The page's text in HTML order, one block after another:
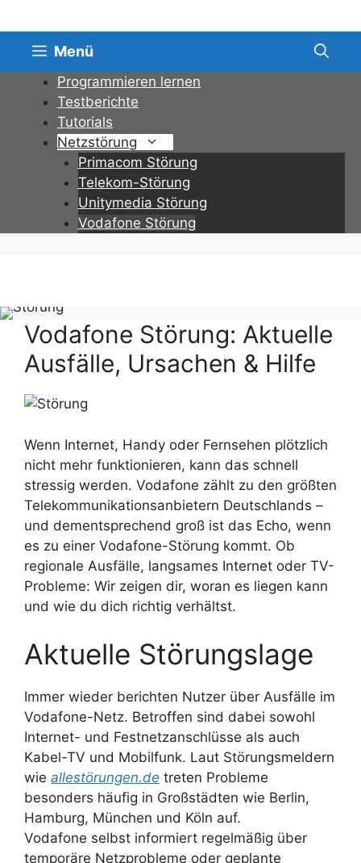
Inhalt
springen Menü
Programmieren lernen
Testberichte
Tutorials
Netzstörung
Primacom Störung
Telekom-Störung
Unitymedia Störung
Vodafone Störung
Vodafone Störung: Aktuelle
Ausfälle, Ursachen & Hilfe
Wenn Internet, Handy oder Fernsehen plötzlich
nicht mehr funktionieren, kann das schnell
stressig werden. Vodafone zählt zu den größten
Telekommunikationsanbietern Deutschlands –
und dementsprechend groß ist das Echo, wenn
es zu einer Vodafone-Störung kommt. Ob
regionale Ausfälle, langsames Internet oder TV-
Probleme: Wir zeigen dir, woran es liegen kann
und wie du dich richtig verhältst.
Aktuelle Störungslage
Immer wieder berichten Nutzer über Ausfälle im
Vodafone-Netz. Betroffen sind dabei sowohl
Internet- und Festnetzanschlüsse als auch
Kabel-TV und Mobilfunk. Laut Störungsmeldern
wie allestörungen.de treten Probleme
besonders häufig in Großstädten wie Berlin,
Hamburg, München und Köln auf.
Vodafone selbst informiert regelmäßig über
temporäre Netzprobleme oder geplante